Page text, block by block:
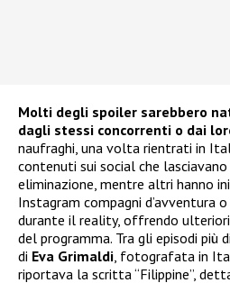
Molti degli spoiler sarebbero
dagli stessi concorrenti o dai
naufraghi, una volta rientrati in
contenuti sui social che
eliminazione, mentre altri hanno
Instagram compagni d’avventura
durante il reality, offrendo
del programma. Tra gli episodi più
di Eva Grimaldi , fotografata in
riportava la scritta “Filippine”,